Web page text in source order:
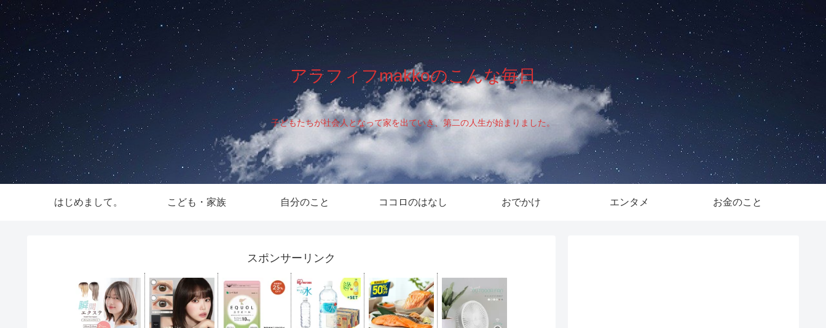
アラフィフmakkoのこんな毎日
子どもたちが社会人となって家を出ていき、第二の人生が始まりました。
はじめまして。 こども・家族 自分のこと ココロのはなし おでかけ エンタメ お金のこと
スポンサーリンク